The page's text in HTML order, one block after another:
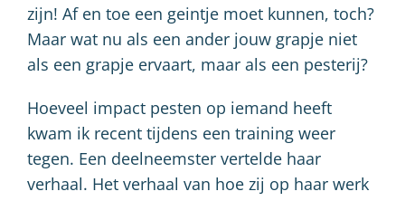
zijn! Af en toe een geintje moet kunnen, toch?
Maar wat nu als een ander jouw grapje niet
als een grapje ervaart, maar als een pesterij?
Hoeveel impact pesten op iemand heeft
kwam ik recent tijdens een training weer
tegen. Een deelneemster vertelde haar
verhaal. Het verhaal van hoe zij op haar werk